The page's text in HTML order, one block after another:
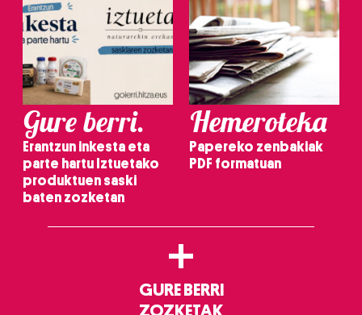
Gure berri.
Erantzun inkesta eta
parte hartu Iztuetako
produktuen saski
baten zozketan
Hemeroteka
Papereko zenbakiak
PDF formatuan
+
GURE BERRI
ZOZKETAK